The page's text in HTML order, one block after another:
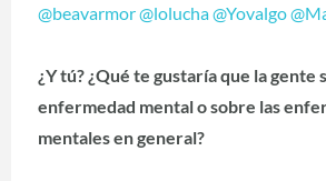
@beavarmor@lolucha@Yovalgo
¿Y tú? ¿Qué te gustaría que la gente
enfermedad mental o sobre las
mentales en general?